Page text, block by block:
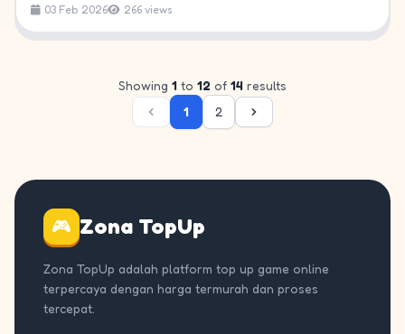
03 Feb 2026 266 views
Showing 1 to 12 of 14 results
1
2
🎮 Zona TopUp
Zona TopUp adalah platform top up game online
terpercaya dengan harga termurah dan proses
tercepat.